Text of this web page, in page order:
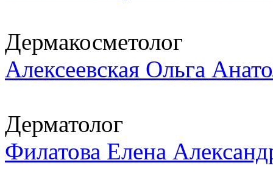
Дермакосметолог
Алексеевская Ольга
Дерматолог
Филатова Елена